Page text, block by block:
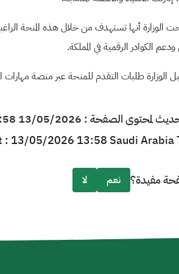
الوزارة أنها تستهدف من خلال هذه المنحة
ودعم الكوادر الرقمية في المملكة.
الوزارة طلبات التقدم للمنحة عبر منصة مهارات
الصفحة : 13/05/2026 13:58 بتوقيت السعودية
: 13/05/2026 13:58 Saudi Arabia
مفيدة؟ نعم لا